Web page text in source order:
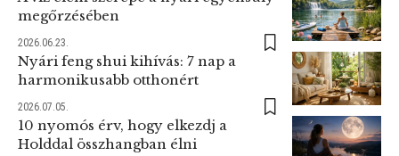
megőrzésében
2026.06.23.
Nyári feng shui kihívás: 7 nap a
harmonikusabb otthonért
2026.07.05.
10 nyomós érv, hogy elkezdj a
Holddal összhangban élni